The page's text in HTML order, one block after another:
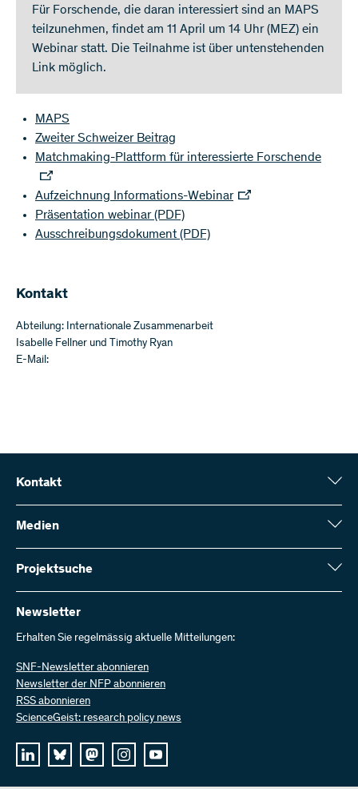
Für Forschende, die daran interessiert sind an MAPS
teilzunehmen, findet am 11 April um 14 Uhr (MEZ) ein
Webinar statt. Die Teilnahme ist über untenstehenden
Link möglich.
MAPS
Zweiter Schweizer Beitrag
Matchmaking-Plattform für interessierte Forschende
Aufzeichnung Informations-Webinar
Präsentation webinar (PDF)
Ausschreibungsdokument (PDF)
Kontakt
Abteilung: Internationale Zusammenarbeit
Isabelle Fellner und Timothy Ryan
E-Mail:
Kontakt
Schweizerischer Nationalfonds (SNF)
Wildhainweg 3
Kontakt aufnehmen
Rechnung senden
Bei uns arbeiten
Offene Stellen
Medien
Medienauskünfte
Jahresbericht
Projektsuche
Hier finden Sie umfangreiche Informationen zu den vom SNF
bewilligten Forschungsprojekten und Förderbeiträgen:
Projektsuche
Newsletter
Erhalten Sie regelmässig aktuelle Mitteilungen:
SNF-Newsletter abonnieren
Newsletter der NFP abonnieren
RSS abonnieren
ScienceGeist: research policy news